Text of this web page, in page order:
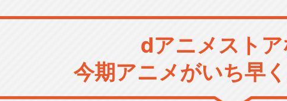
dアニメストア
今期アニメがいち早